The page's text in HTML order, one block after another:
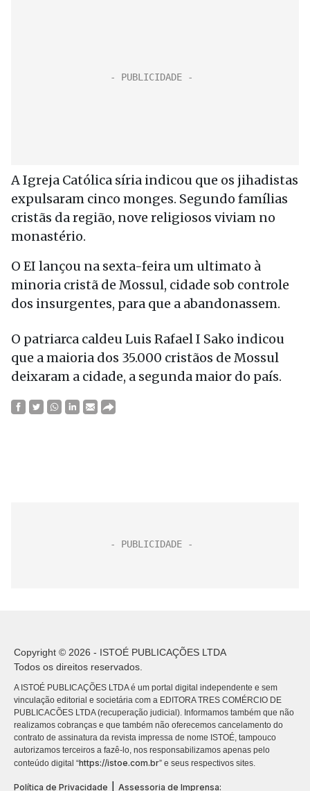
A Igreja Católica síria indicou que os jihadistas
expulsaram cinco monges. Segundo famílias
cristãs da região, nove religiosos viviam no
monastério.
O EI lançou na sexta-feira um ultimato à
minoria cristã de Mossul, cidade sob controle
dos insurgentes, para que a abandonassem.
O patriarca caldeu Luis Rafael I Sako indicou
que a maioria dos 35.000 cristãos de Mossul
deixaram a cidade, a segunda maior do país.
Copyright © 2026 - ISTOÉ PUBLICAÇÕES LTDA
Todos os direitos reservados.
A ISTOÉ PUBLICAÇÕES LTDA é um portal digital independente e sem
vinculação editorial e societária com a EDITORA TRES COMÉRCIO DE
PUBLICACÕES LTDA (recuperação judicial). Informamos também que não
realizamos cobranças e que também não oferecemos cancelamento do
contrato de assinatura da revista impressa de nome ISTOÉ, tampouco
autorizamos terceiros a fazê-lo, nos responsabilizamos apenas pelo
conteúdo digital “https://istoe.com.br” e seus respectivos sites.
Política de Privacidade Assessoria de Imprensa: